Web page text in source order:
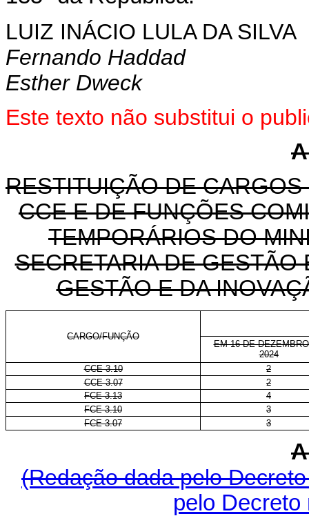
LUIZ INÁCIO LULA DA SILVA
Fernando Haddad
Esther Dweck
Este texto não substitui o
RESTITUIÇÃO DE
CCE E DE FUNÇÕES
TEMPORÁRIOS DO
SECRETARIA DE
GESTÃO E DA
CARGO/FUNÇÃO
EM 16 DE
2024
CCE 3.10
2
CCE 3.07
2
FCE 3.13
4
FCE 3.10
3
FCE 3.07
3
(Redação dada pelo
pelo Decreto